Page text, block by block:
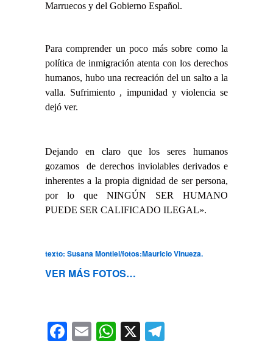
Marruecos y del Gobierno Español.
Para comprender un poco más sobre como la
política de inmigración atenta con los derechos
humanos, hubo una recreación del un salto a la
valla. Sufrimiento , impunidad y violencia se
dejó ver.
Dejando en claro que los seres humanos
gozamos de derechos inviolables derivados e
inherentes a la propia dignidad de ser persona,
por lo que NINGÚN SER HUMANO
PUEDE SER CALIFICADO ILEGAL».
texto: Susana Montiel/fotos:Mauricio Vinueza.
VER MÁS FOTOS…
Facebook
EmailWhatsApp
X